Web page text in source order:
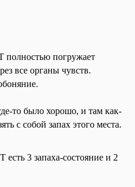
полностью погружает
все органы чувств.
то было хорошо, и там как-
с собой запах этого места.
3 запаха-состояние и 2